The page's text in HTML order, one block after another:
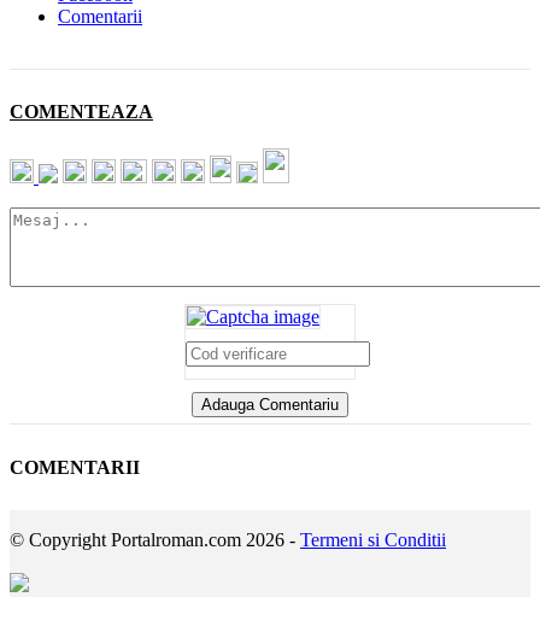
Comentarii
COMENTEAZA
COMENTARII
© Copyright Portalroman.com 2026 - Termeni si Conditii